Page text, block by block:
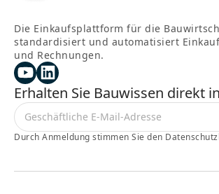
Die Einkaufsplattform für die
standardisiert und automatisiert
und Rechnungen.
Erhalten Sie Bauwissen direkt
Durch Anmeldung stimmen Sie den